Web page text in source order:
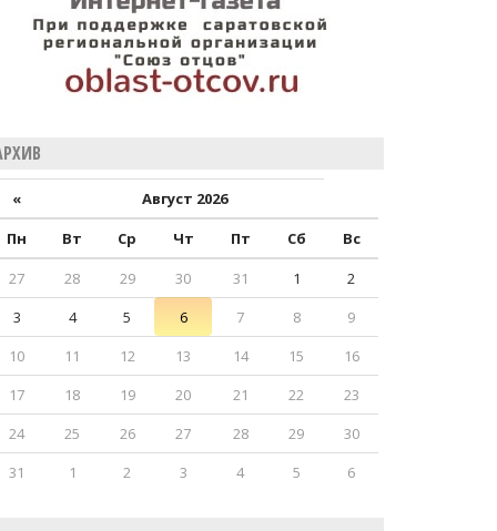
«
Август 2026
Пн
Вт Ср Чт Пт Сб
Вс
27
28 29 30 31 1
2
3
4 5 6 7 8
9
10
11 12 13 14 15
16
17
18 19 20 21 22
23
24
25 26 27 28 29
30
31
1 2 3 4 5 6